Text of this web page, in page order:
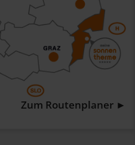
Zum Routenplaner ►